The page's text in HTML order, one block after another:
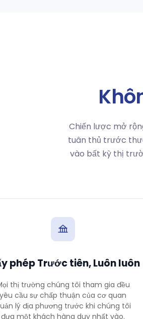
Chiến lược mở
tuân thủ trước
vào bất kỳ thị
phép Trước tiên, Luôn luôn
thị trường chúng tôi tham gia đều
yêu cầu sự chấp thuận của cơ quan
lý địa phương trước khi chúng tôi
đưa một khách hàng duy nhất vào.